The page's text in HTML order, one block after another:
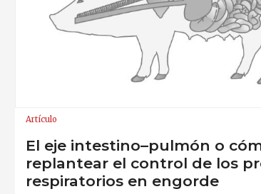
Artículo
El eje intestino–pulmón o
replantear el control de los
respiratorios en engorde